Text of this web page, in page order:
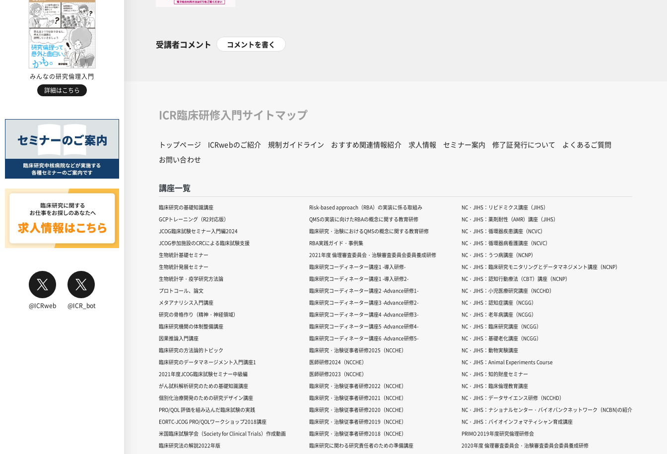
みんなの研究倫理入門
詳細はこちら
@ICRweb @ICR_bot
受講者コメント コメントを書く
ICR臨床研修入門サイトマップ
トップページ ICRwebのご紹介 規制ガイドライン おすすめ関連情報紹介 求人情報 セミナー案内 修了証発行について
よくあるご質問
お問い合わせ
講座一覧
臨床研究の基礎知識講座
GCPトレーニング（R2対応版）
JCOG臨床試験セミナー入門編2024
JCOG参加施設のCRCによる臨床試験支援
生物統計基礎セミナー
生物統計発展セミナー
生物統計学・疫学研究方法論
プロトコール、論文
メタアナリシス入門講座
研究の骨格作り（精神・神経領域）
臨床研究機関の体制整備講座
因果推論入門講座
臨床研究の方法論的トピック
臨床研究のデータマネージメント入門講座1
2021年度JCOG臨床試験セミナー中級編
がん試料解析研究のための基礎知識講座
個別化治療開発のための研究デザイン講座
PRO/QOL 評価を組み込んだ臨床試験の実践
EORTC-JCOG PRO/QOLワークショップ2018講座
米国臨床試験学会（Society for Clinical Trials）作成動画
臨床研究法の解説2022年版
Risk-based approach（RBA）の実装に係る取組み
QMSの実装に向けたRBAの概念に関する教育研修
臨床研究・治験におけるQMSの概念に関する教育研修
RBA実践ガイド・事例集
2021年度 倫理審査委員会・治験審査委員会委員養成研修
臨床研究コーディネーター講座1 -導入研修-
臨床研究コーディネーター講座1 -導入研修2-
臨床研究コーディネーター講座2 -Advance研修1-
臨床研究コーディネーター講座3 -Advance研修2-
臨床研究コーディネーター講座4 -Advance研修3-
臨床研究コーディネーター講座5 -Advance研修4-
臨床研究コーディネーター講座6 -Advance研修5-
臨床研究・治験従事者研修2025（NCCHE）
医師研修2024（NCCHE）
医師研修2023（NCCHE）
臨床研究・治験従事者研修2022（NCCHE）
臨床研究・治験従事者研修2021（NCCHE）
臨床研究・治験従事者研修2020（NCCHE）
臨床研究・治験従事者研修2019（NCCHE）
臨床研究・治験従事者研修2018（NCCHE）
臨床研究に関わる研究責任者のための準備講座
NC・JIHS：リピドミクス講座（JIHS）
NC・JIHS：薬剤耐性（AMR）講座（JIHS）
NC・JIHS：循環器疾患講座（NCVC）
NC・JIHS：循環器病看護講座（NCVC）
NC・JIHS：うつ病講座（NCNP）
NC・JIHS：臨床研究モニタリングとデータマネジメント講座（NCNP）
NC・JIHS：認知行動療法（CBT）講座（NCNP）
NC・JIHS：小児医療研究講座（NCCHD）
NC・JIHS：認知症講座（NCGG）
NC・JIHS：老年病講座（NCGG）
NC・JIHS：臨床研究講座（NCGG）
NC・JIHS：基礎老化講座（NCGG）
NC・JIHS：動物実験講座
NC・JIHS：Animal Experiments Course
NC・JIHS：知的財産セミナー
NC・JIHS：臨床倫理教育講座
NC・JIHS：データサイエンス研修（NCCHD）
NC・JIHS：ナショナルセンター・バイオバンクネットワーク（NCBN)の紹介
NC・JIHS：バイオインフォマティシャン育成講座
PRIMO 2019年度研究倫理研修会
2020年度 倫理審査委員会・治験審査委員会委員養成研修